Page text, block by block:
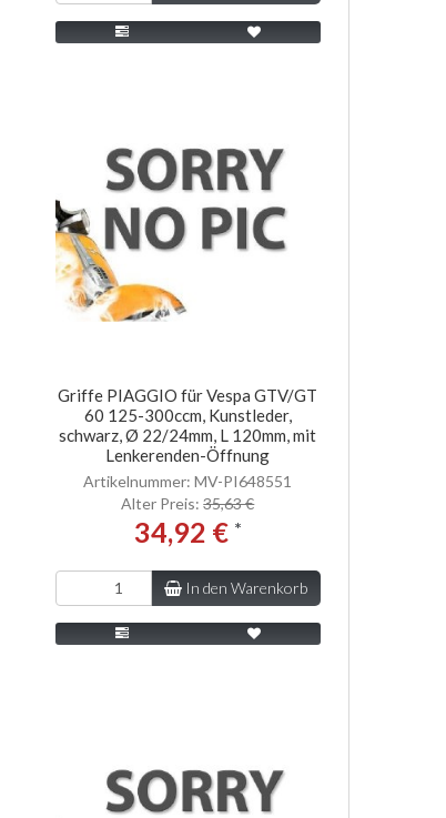
Griffe PIAGGIO für Vespa GTV/GT
60 125-300ccm, Kunstleder,
schwarz, Ø 22/24mm, L 120mm, mit
Lenkerenden-Öffnung
Artikelnummer: MV-PI648551
Alter Preis:35,63 €
34,92 € *
In den Warenkorb